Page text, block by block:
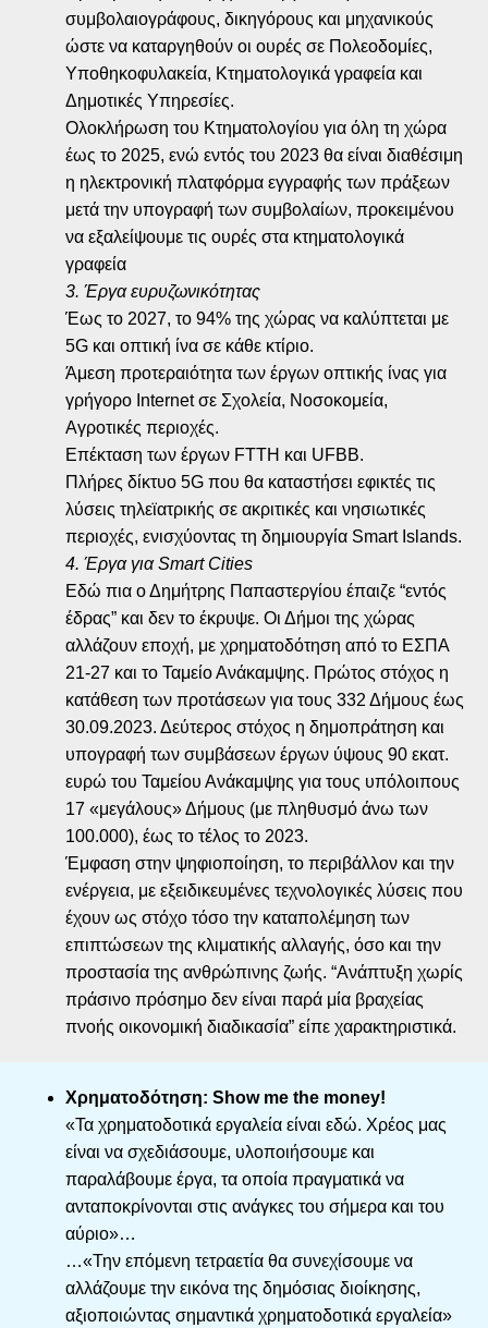
συμβολαιογράφους, δικηγόρους και μηχανικούς
ώστε να καταργηθούν οι ουρές σε Πολεοδομίες,
Υποθηκοφυλακεία, Κτηματολογικά γραφεία και
Δημοτικές Υπηρεσίες.
Ολοκλήρωση του Κτηματολογίου για όλη τη χώρα
έως το 2025, ενώ εντός του 2023 θα είναι διαθέσιμη
η ηλεκτρονική πλατφόρμα εγγραφής των πράξεων
μετά την υπογραφή των συμβολαίων, προκειμένου
να εξαλείψουμε τις ουρές στα κτηματολογικά
γραφεία
3. Έργα ευρυζωνικότητας
Έως το 2027, το 94% της χώρας να καλύπτεται με
5G και οπτική ίνα σε κάθε κτίριο.
Άμεση προτεραιότητα των έργων οπτικής ίνας για
γρήγορο Internet σε Σχολεία, Νοσοκομεία,
Αγροτικές περιοχές.
Επέκταση των έργων FΤΤΗ και UFBB.
Πλήρες δίκτυο 5G που θα καταστήσει εφικτές τις
λύσεις τηλεϊατρικής σε ακριτικές και νησιωτικές
περιοχές, ενισχύοντας τη δημιουργία Smart Islands.
4. Έργα για Smart Cities
Εδώ πια ο Δημήτρης Παπαστεργίου έπαιζε “εντός
έδρας” και δεν το έκρυψε. Οι Δήμοι της χώρας
αλλάζουν εποχή, με χρηματοδότηση από το ΕΣΠΑ
21-27 και το Ταμείο Ανάκαμψης. Πρώτος στόχος η
κατάθεση των προτάσεων για τους 332 Δήμους έως
30.09.2023. Δεύτερος στόχος η δημοπράτηση και
υπογραφή των συμβάσεων έργων ύψους 90 εκατ.
ευρώ του Ταμείου Ανάκαμψης για τους υπόλοιπους
17 «μεγάλους» Δήμους (με πληθυσμό άνω των
100.000), έως το τέλος το 2023.
Έμφαση στην ψηφιοποίηση, το περιβάλλον και την
ενέργεια, με εξειδικευμένες τεχνολογικές λύσεις που
έχουν ως στόχο τόσο την καταπολέμηση των
επιπτώσεων της κλιματικής αλλαγής, όσο και την
προστασία της ανθρώπινης ζωής. “Ανάπτυξη χωρίς
πράσινο πρόσημο δεν είναι παρά μία βραχείας
πνοής οικονομική διαδικασία” είπε χαρακτηριστικά.
Χρηματοδότηση: Show me the money!
«Τα χρηματοδοτικά εργαλεία είναι εδώ. Χρέος μας
είναι να σχεδιάσουμε, υλοποιήσουμε και
παραλάβουμε έργα, τα οποία πραγματικά να
ανταποκρίνονται στις ανάγκες του σήμερα και του
αύριο»…
…«Την επόμενη τετραετία θα συνεχίσουμε να
αλλάζουμε την εικόνα της δημόσιας διοίκησης,
αξιοποιώντας σημαντικά χρηματοδοτικά εργαλεία»